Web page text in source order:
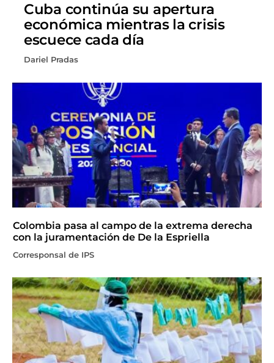
Cuba continúa su apertura
económica mientras la crisis
escuece cada día
Dariel Pradas
Colombia pasa al campo de la extrema derecha
con la juramentación de De la Espriella
Corresponsal de IPS